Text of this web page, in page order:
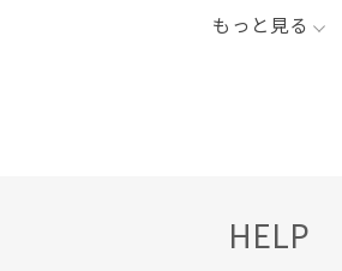
もっと見る
HELP